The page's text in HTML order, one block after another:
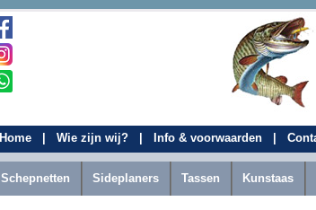
Home Wie zijn wij? Info & voorwaarden
Schepnetten Sideplaners Tassen Kunstaas